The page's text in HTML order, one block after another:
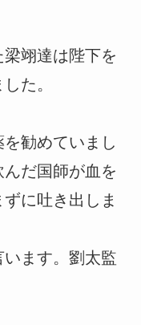
翊達は陛下を
した。
勧めていまし
だ国師が血を
に吐き出しま
ます。劉太監